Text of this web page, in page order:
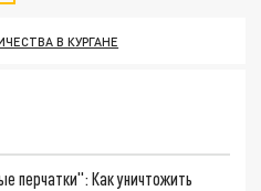
В КУРГАНЕ
перчатки": Как уничтожить